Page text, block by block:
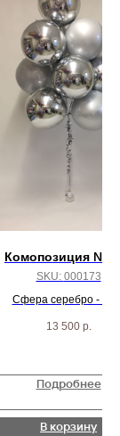
Комопозиция №
SKU: 000173
Сфера серебро - 5
13 500 р.
Подробнее
В корзину